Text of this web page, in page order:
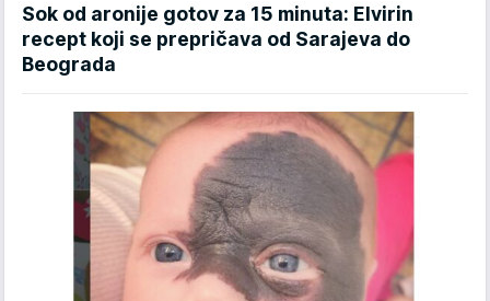
Sok od aronije gotov za 15 minuta: Elvirin
recept koji se prepričava od Sarajeva do
Beograda